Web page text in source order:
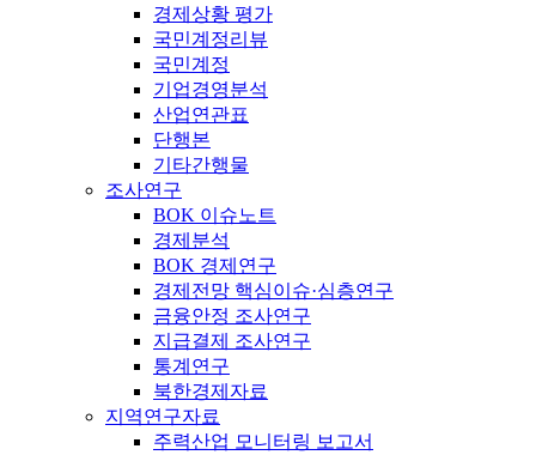
경제상황 평가
국민계정리뷰
국민계정
기업경영분석
산업연관표
단행본
기타간행물
조사연구
BOK 이슈노트
경제분석
BOK 경제연구
경제전망 핵심이슈·심층연구
금융안정 조사연구
지급결제 조사연구
통계연구
북한경제자료
지역연구자료
주력산업 모니터링 보고서